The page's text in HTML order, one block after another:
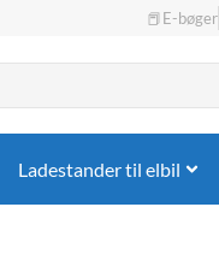
📕E-bøger
Ladestander til elbil